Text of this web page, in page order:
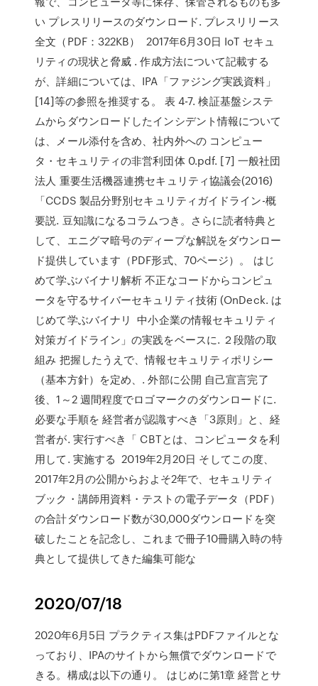
い プレスリリースのダウンロード. プレスリリース
全文（PDF：322KB） 2017年6月30日 IoT セキュ
リティの現状と脅威 . 作成方法について記載する
が、詳細については、IPA「ファジング実践資料」
[14]等の参照を推奨する。 表 4-7. 検証基盤システ
ムからダウンロードしたインシデント情報について
は、メール添付を含め、社内外への コンピュー
タ・セキュリティの非営利団体 0.pdf. [7] 一般社団
法人 重要生活機器連携セキュリティ協議会(2016)
「CCDS 製品分野別セキュリティガイドライン-概
要説. 豆知識になるコラムつき。さらに読者特典と
して、エニグマ暗号のディープな解説をダウンロー
ド提供しています（PDF形式、70ページ）。 はじ
めて学ぶバイナリ解析 不正なコードからコンピュ
ータを守るサイバーセキュリティ技術 (OnDeck. は
じめて学ぶバイナリ 中小企業の情報セキュリティ
対策ガイドライン」の実践をベースに. ２段階の取
組み 把握したうえで、情報セキュリティポリシー
（基本方針）を定め、. 外部に公開 自己宣言完了
後、1～2 週間程度でロゴマークのダウンロードに.
必要な手順を 経営者が認識すべき「3原則」と、経
営者が. 実行すべき「 CBTとは、コンピュータを利
用して. 実施する 2019年2月20日 そしてこの度、
2017年2月の公開からおよそ2年で、セキュリティ
ブック・講師用資料・テストの電子データ（PDF）
の合計ダウンロード数が30,000ダウンロードを突
破したことを記念し、これまで冊子10冊購入時の特
典として提供してきた編集可能な
2020/07/18
2020年6月5日 プラクティス集はPDFファイルとな
っており、IPAのサイトから無償でダウンロードで
きる。構成は以下の通り。 はじめに第1章 経営とサ